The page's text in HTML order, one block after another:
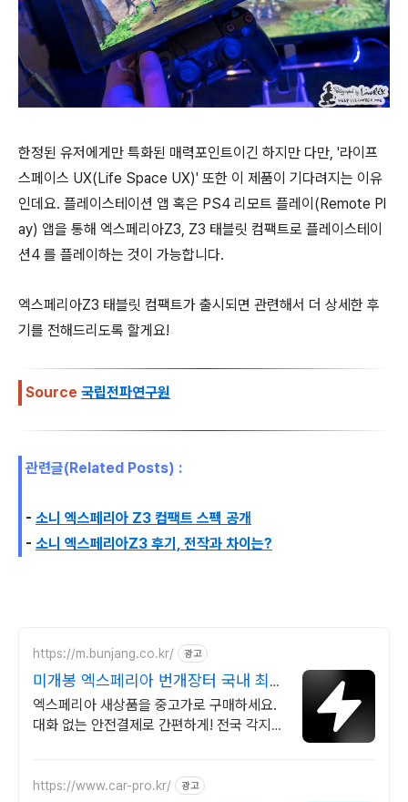
한정된 유저에게만 특화된 매력포인트이긴 하지만 다만, '라이프
스페이스 UX(Life Space UX)' 또한 이 제품이 기다려지는 이유
인데요. 플레이스테이션 앱 혹은 PS4 리모트 플레이(Remote Pl
ay) 앱을 통해 엑스페리아Z3, Z3 태블릿 컴팩트로 플레이스테이
션4 를 플레이하는 것이 가능합니다.
엑스페리아Z3 태블릿 컴팩트가 출시되면 관련해서 더 상세한 후
기를 전해드리도록 할게요!
Source 국립전파연구원
관련글(Related Posts) :
- 소니 엑스페리아 Z3 컴팩트 스펙 공개
- 소니 엑스페리아Z3 후기, 전작과 차이는?
https://m.bunjang.co.kr/ 광고
미개봉 엑스페리아 번개장터 국내 최대
브랜드 중고거래
엑스페리아 새상품을 중고가로 구매하세요.
대화 없는 안전결제로 간편하게! 전국 각지에
https://www.car-pro.kr/ 광고